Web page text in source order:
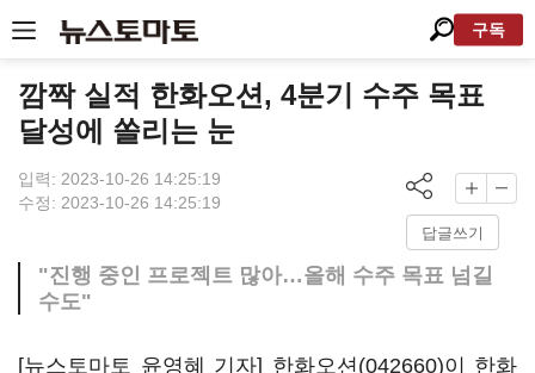
구독
깜짝 실적 한화오션, 4분기 수주 목표
달성에 쏠리는 눈
입력: 2023-10-26 14:25:19
수정: 2023-10-26 14:25:19
답글쓰기
"진행 중인 프로젝트 많아…올해 수주 목표 넘길
수도"
[뉴스토마토 윤영혜 기자] 한화오션(042660)이 한화